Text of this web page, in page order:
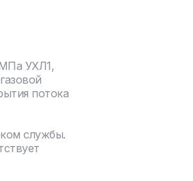
УХЛ1,
потока
службы.